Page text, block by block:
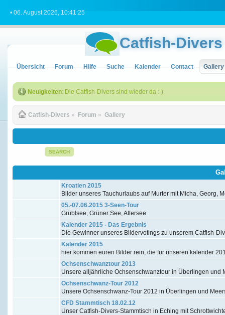
• 06. August 2026, 10:41:25
Catfish-Divers
Übersicht Forum Hilfe Suche Kalender Contact Gallery
Neuigkeiten: Die Catfish-Divers sind wieder da :-)
Catfish-Divers » Forum » Gallery
SEARCH
Kroatien 2015
Bilder unseres Tauchurlaubs auf Murter mit Micha, Georg,
05.-07.06.2015 3-Seen-Tour
Grüblsee, Grüner See, Attersee
Kalender 2015 - Das Ergebnis
Die Gewinner unseres Bildervotings zu unserem Catfish-
Kalender 2015
hier kommen euren Bilder rein, die für unseren kalender
Ochsenschwanztour 2013
Unsere alljährliche Ochsenschwanztour in Überlingen und
Ochsenschwanz-Tour 2012
Unsere Ochsenschwanz-Tour 2012 in Überlingen und
CFD Stammtisch 18.02.12
Unser Catfish-Divers-Stammtisch in Eching mit